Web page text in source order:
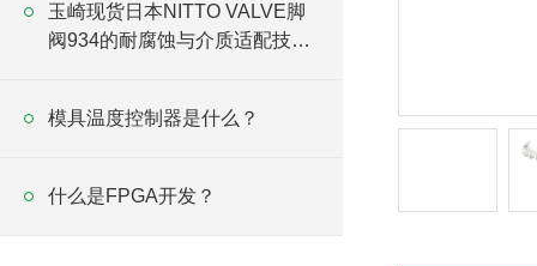
玉崎现货日本NITTO VALVE脚
阀934的耐腐蚀与介质适配技术
模具温度控制器是什么？
什么是FPGA开发？